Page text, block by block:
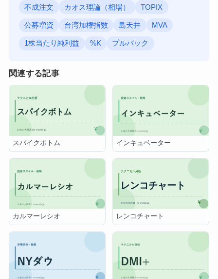
不成注文 カオス理論（相場） TOPIX
公募増資 台湾加権指数 島天井 MVA
1株当たり純利益 %K プルバック
関連する記事
スパイクボトム インキュベーター
カルマーレシオ レンコチャート